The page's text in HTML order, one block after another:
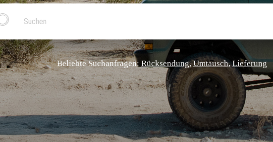
Beliebte Suchanfragen: Rücksendung,Umtausch,Lieferung